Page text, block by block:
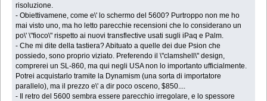
risoluzione.
- Obiettivamene, come e\' lo schermo del 5600? Purtroppo non me ho
mai visto uno, ma ho letto parecchie recensioni che lo considerano un
po\' \"fioco\" rispetto ai nuovi transflective usati sugli iPaq e Palm.
- Che mi dite della tastiera? Abituato a quelle dei due Psion che
possiedo, sono proprio viziato. Preferendo il \"clamshell\" design,
comprerei un SL-860, ma qui negli USA non lo importanto ufficialmente.
Potrei acquistarlo tramite la Dynamism (una sorta di importatore
parallelo), ma il prezzo e\' a dir poco osceno, $850....
- Il retro del 5600 sembra essere parecchio irregolare, e lo spessore